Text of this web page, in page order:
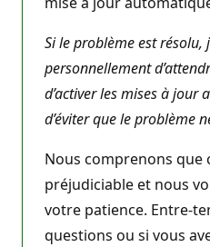
Si le problème est résolu,
personnellement
d’activer les mises à jour
d’éviter que le problème
Nous comprenons que
préjudiciable et nous
votre patience. Entre-
questions ou si vous